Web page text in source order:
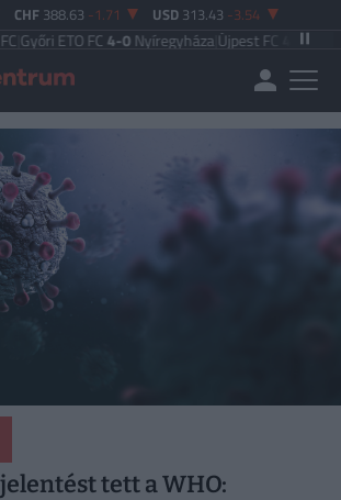
CHF 388.63 -1.71 USD 313.43 -3.54
FC4-0 Nyíregyháza|Újpest FC4-2Debreceni VSC
tett a WHO: